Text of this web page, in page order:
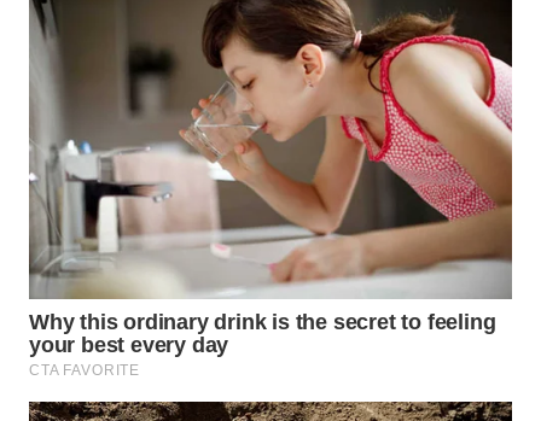
LABUHANBATU
TENGAH
WN DELI
SERDANG
WN
TEBING
TINGGI
WN